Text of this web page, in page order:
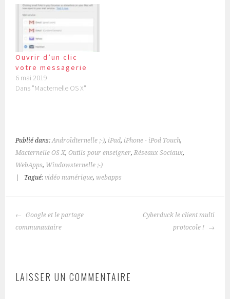
Ouvrir d’un clic
votre messagerie
6 mai 2019
Dans "Macternelle OS X"
Publié dans:Androïdternelle ;-), iPad, iPhone - iPod Touch,
Macternelle OS X,Outils pour enseigner,Réseaux Sociaux,
WebApps, Windowsternelle ;-)
Tagué:vidéo numérique,webapps
NAVIGATION
DES
Google et le partage
communautaire
Cyberduck le client multi
protocole !
LAISSER UN COMMENTAIRE